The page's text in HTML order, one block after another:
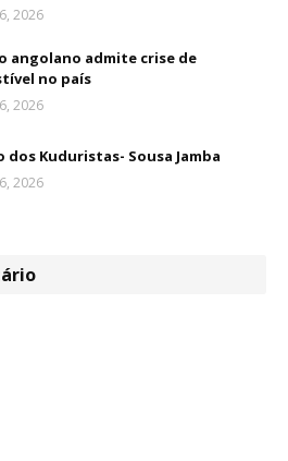
2026
angolano admite crise de
no país
2026
dos Kuduristas- Sousa Jamba
2026